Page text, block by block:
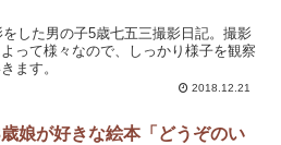
した男の子5歳七五三撮影日記。撮影
って様々なので、しっかり様子を観察
ます。
2018.12.21
娘が好きな絵本「どうぞのい